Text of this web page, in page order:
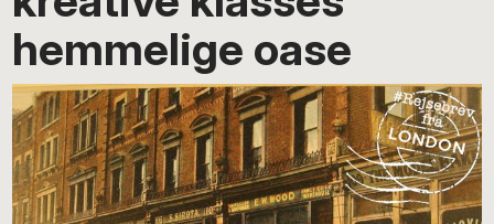
hemmelige oase